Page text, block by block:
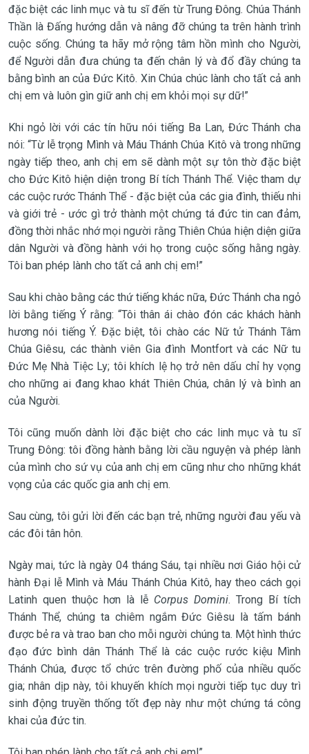
đặc biệt các linh mục và tu sĩ đến từ Trung Đông. Chúa Thánh
Thần là Đấng hướng dẫn và nâng đỡ chúng ta trên hành trình
cuộc sống. Chúng ta hãy mở rộng tâm hồn mình cho Người,
để Người dẫn đưa chúng ta đến chân lý và đổ đầy chúng ta
bằng bình an của Đức Kitô. Xin Chúa chúc lành cho tất cả anh
chị em và luôn gìn giữ anh chị em khỏi mọi sự dữ!”
Khi ngỏ lời với các tín hữu nói tiếng Ba Lan, Đức Thánh cha
nói: “Từ lễ trọng Mình và Máu Thánh Chúa Kitô và trong những
ngày tiếp theo, anh chị em sẽ dành một sự tôn thờ đặc biệt
cho Đức Kitô hiện diện trong Bí tích Thánh Thể. Việc tham dự
các cuộc rước Thánh Thể - đặc biệt của các gia đình, thiếu nhi
và giới trẻ - ước gì trở thành một chứng tá đức tin can đảm,
đồng thời nhắc nhớ mọi người rằng Thiên Chúa hiện diện giữa
dân Người và đồng hành với họ trong cuộc sống hằng ngày.
Tôi ban phép lành cho tất cả anh chị em!”
Sau khi chào bằng các thứ tiếng khác nữa, Đức Thánh cha ngỏ
lời bằng tiếng Ý rằng: “Tôi thân ái chào đón các khách hành
hương nói tiếng Ý. Đặc biệt, tôi chào các Nữ tử Thánh Tâm
Chúa Giêsu, các thành viên Gia đình Montfort và các Nữ tu
Đức Mẹ Nhà Tiệc Ly; tôi khích lệ họ trở nên dấu chỉ hy vọng
cho những ai đang khao khát Thiên Chúa, chân lý và bình an
của Người.
Tôi cũng muốn dành lời đặc biệt cho các linh mục và tu sĩ
Trung Đông: tôi đồng hành bằng lời cầu nguyện và phép lành
của mình cho sứ vụ của anh chị em cũng như cho những khát
vọng của các quốc gia anh chị em.
Sau cùng, tôi gửi lời đến các bạn trẻ, những người đau yếu và
các đôi tân hôn.
Ngày mai, tức là ngày 04 tháng Sáu, tại nhiều nơi Giáo hội cử
hành Đại lễ Mình và Máu Thánh Chúa Kitô, hay theo cách gọi
Latinh quen thuộc hơn là lễ Corpus Domini. Trong Bí tích
Thánh Thể, chúng ta chiêm ngắm Đức Giêsu là tấm bánh
được bẻ ra và trao ban cho mỗi người chúng ta. Một hình thức
đạo đức bình dân Thánh Thể là các cuộc rước kiệu Mình
Thánh Chúa, được tổ chức trên đường phố của nhiều quốc
gia; nhân dịp này, tôi khuyến khích mọi người tiếp tục duy trì
sinh động truyền thống tốt đẹp này như một chứng tá công
khai của đức tin.